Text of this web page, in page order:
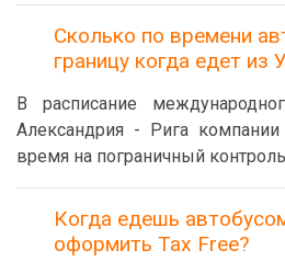
Сколько по времени
границу когда едет
В расписание
Александрия - Рига компании
время на пограничный
Когда едешь
оформить Tax Free?